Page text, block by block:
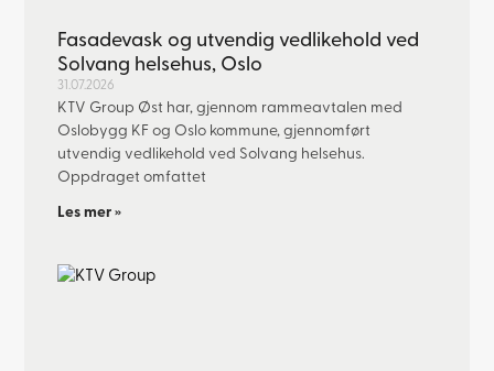
Fasadevask og utvendig vedlikehold ved
Solvang helsehus, Oslo
31.07.2026
KTV Group Øst har, gjennom rammeavtalen med
Oslobygg KF og Oslo kommune, gjennomført
utvendig vedlikehold ved Solvang helsehus.
Oppdraget omfattet
Les mer »